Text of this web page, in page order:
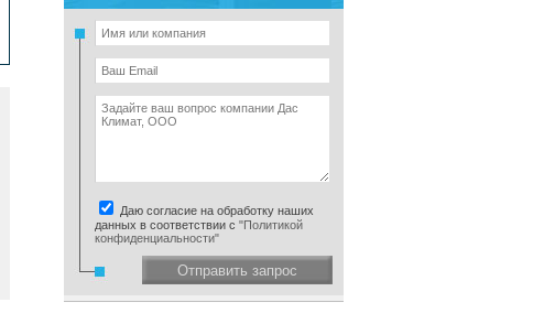
Даю согласие на обработку наших
данных в соответствии с "Политикой
конфиденциальности"
Отправить запрос